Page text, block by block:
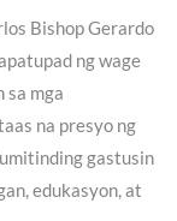
Bishop Gerardo
ng wage
sa mga
na presyo ng
gastusin
edukasyon, at